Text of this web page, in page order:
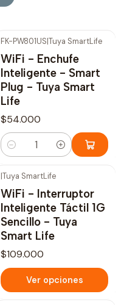
FK-PW801US|Tuya SmartLife
WiFi - Enchufe
Inteligente - Smart
Plug - Tuya Smart
Life
$54.000
Cantidad
|Tuya SmartLife
WiFi - Interruptor
Inteligente Táctil 1G
Sencillo - Tuya
Smart Life
$109.000
Ver opciones